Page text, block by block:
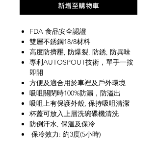
新增至購物車
FDA 食品安全認證
雙層不銹鋼18/8材料
高度防擠壓, 防爆裂, 防銹, 防異味
專利AUTOSPOUT技術，單手一按
即開
方便及適合用於車裡及戶外環境
吸咀關閉時100%防漏，防溢出
吸咀上有保護外殼, 保持吸咀清潔
杯蓋可放入上層洗碗碟機清洗
防倒汗水, 保溫及保冷
保冷效力: 約3度(5小時)